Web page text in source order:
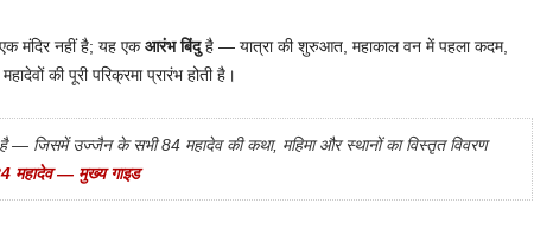
मंदिर नहीं है; यह एकआरंभ बिंदुहै — यात्रा की शुरुआत, महाकाल वन में पहला कदम,
की पूरी परिक्रमा प्रारंभ होती है।
— जिसमें उज्जैन के सभी 84 महादेव की कथा, महिमा और स्थानों का विस्तृत विवरण
महादेव — मुख्य गाइड